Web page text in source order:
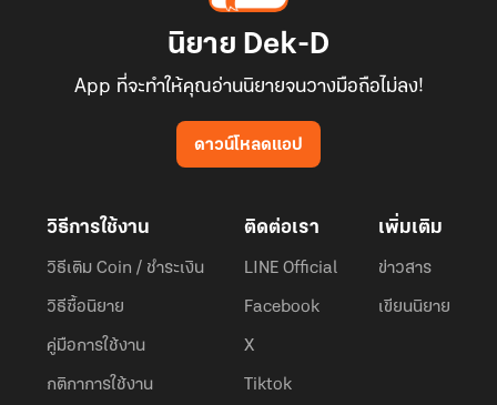
นิยาย Dek-D
App ที่จะทำให้คุณอ่านนิยายจนวางมือถือไม่ลง!
ดาวน์โหลดแอป
วิธีการใช้งาน
วิธีเติม Coin / ชำระเงิน
วิธีซื้อนิยาย
คู่มือการใช้งาน
กติกาการใช้งาน
ติดต่อเรา
LINE Official
Facebook
X
Tiktok
เพิ่มเติม
ข่าวสาร
เขียนนิยาย